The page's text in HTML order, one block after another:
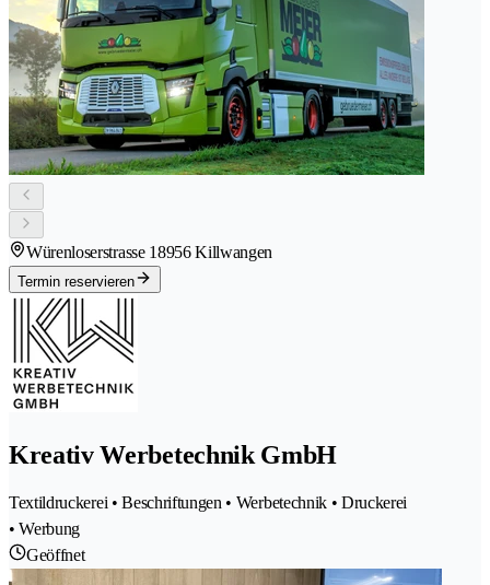
Würenloserstrasse 18956 Killwangen
Termin reservieren
Kreativ Werbetechnik GmbH
Textildruckerei • Beschriftungen • Werbetechnik • Druckerei
• Werbung
Geöffnet